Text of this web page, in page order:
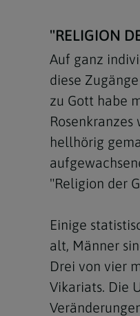
"RELIGION
Auf ganz
diese
zu Gott habe
hellhörig
"Religion der
Einige
alt, Männer
Drei von vier
Vikariats. Die